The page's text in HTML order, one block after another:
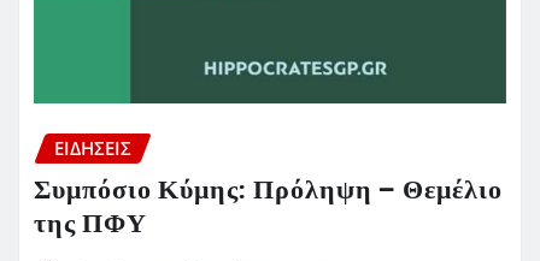
ΕΙΔΗΣΕΙΣ
Συμπόσιο Κύμης: Πρόληψη – Θεμέλιο
της ΠΦΥ